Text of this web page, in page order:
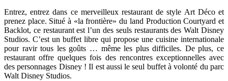
Entrez, entrez dans ce merveilleux restaurant de style Art Déco et
prenez place. Situé à «la frontière» du land Production Courtyard et
Backlot, ce restaurant est l’un des seuls restaurants des Walt Disney
Studios. C’est un buffet libre qui propose une cuisine internationale
pour ravir tous les goûts … même les plus difficiles. De plus, ce
restaurant offre quelques fois des rencontres exceptionnelles avec
des personnages Disney ! Il est aussi le seul buffet à volonté du parc
Walt Disney Studios.